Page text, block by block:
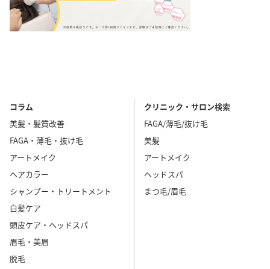
コラム
美髪・髪質改善
FAGA・薄毛・抜け毛
アートメイク
ヘアカラー
シャンプー・トリートメント
白髪ケア
頭皮ケア・ヘッドスパ
眉毛・美眉
脱毛
クリニック・サロン検索
FAGA/薄毛/抜け毛
美髪
アートメイク
ヘッドスパ
まつ毛/眉毛